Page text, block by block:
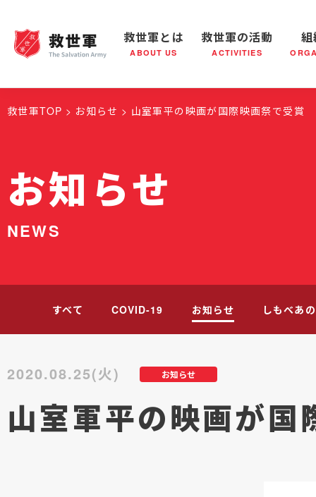
救世軍とは
ABOUT US
救世軍とは 世界が抱えている社会問題 救世軍
救世軍の活動
ACTIVITIES
救世軍の活動 社会鍋
組織概要
救世軍TOP お知らせ 山室軍平の映画が国際映画祭で受賞
お知らせ
NEWS
すべて COVID-19 お知らせ しもべあ
お知らせ
2020.08.25(火)
山室軍平の映画が国